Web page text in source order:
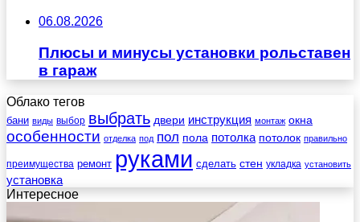
06.08.2026
Плюсы и минусы установки рольставен
в гараж
Облако тегов
бани виды выбор выбрать двери инструкция монтаж окна
особенности отделка под пол пола потолка потолок правильно
преимущества ремонт руками сделать стен укладка установить
установка
Интересное